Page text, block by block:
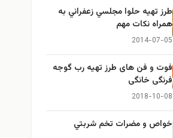
طرز تهيه حلوا مجلسي زعفراني به
همراه نكات مهم
2014-07-05
فوت و فن های طرز تهیه رب گوجه
فرنگی خانگی
2018-10-08
خواص و مضرات تخم شربتي